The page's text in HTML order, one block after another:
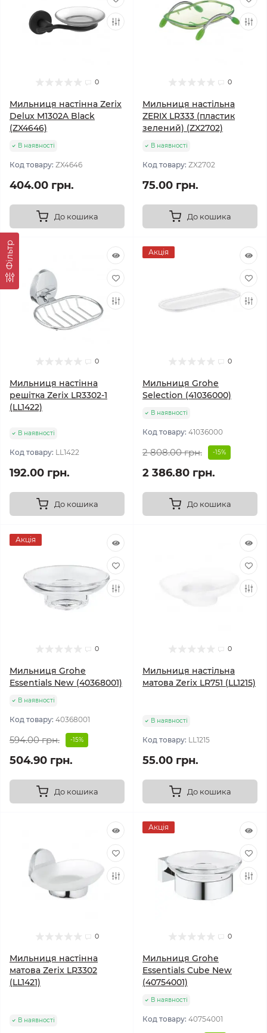
Фільтр
0
Мильниця настінна Zerix
Delux M1302A Black
(ZX4646)
В наявності
Код товару: ZX4646
404.00 грн.
До кошика
0
Мильниця настільна
ZERIX LR333 (пластик
зелений) (ZX2702)
В наявності
Код товару: ZX2702
75.00 грн.
До кошика
0
Мильниця настінна
решітка Zerix LR3302-1
(LL1422)
В наявності
Код товару: LL1422
192.00 грн.
До кошика
Акція
0
Мильниця Grohe
Selection (41036000)
В наявності
Код товару: 41036000
2 808.00 грн. -15%
2 386.80 грн.
До кошика
Акція
0
Мильниця Grohe
Essentials New (40368001)
В наявності
Код товару: 40368001
594.00 грн. -15%
504.90 грн.
До кошика
0
Мильниця настільна
матова Zerix LR751 (LL1215)
В наявності
Код товару: LL1215
55.00 грн.
До кошика
0
Мильниця настінна
матова Zerix LR3302
(LL1421)
В наявності
Акція
0
Мильниця Grohe
Essentials Cube New
(40754001)
В наявності
Код товару: 40754001